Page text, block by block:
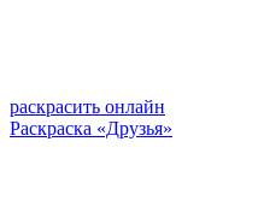
раскрасить онлайн
Раскраска «Друзья»